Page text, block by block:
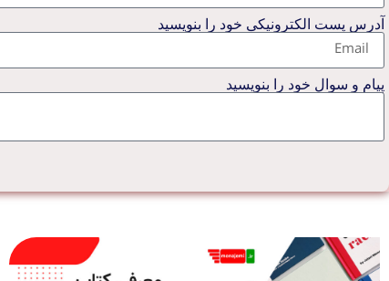
آدرس پست الکترونیکی خود را بنویسید
پیام و سوال خود را بنویسید